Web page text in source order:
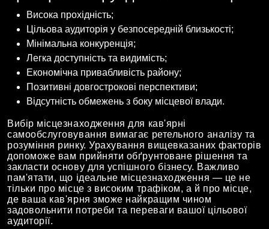
Висока прохідність;
Цільова аудиторія у безпосередній близькості;
Мінімальна конкуренція;
Легка доступність та видимість;
Економічна привабливість району;
Позитивні довгострокові перспективи;
Відсутність обмежень з боку місцевої влади.
Вибір місцезнаходження для кав'ярні
самообслуговування вимагає ретельного аналізу та
розуміння ринку. Урахування вищевказаних факторів
допоможе вам прийняти обґрунтоване рішення та
закласти основу для успішного бізнесу. Важливо
пам'ятати, що ідеальне місцезнаходження — це не
тільки про місце з високим трафіком, а й про місце,
де ваша кав'ярня зможе найкращим чином
задовольнити потреби та переваги вашої цільової
аудиторії.